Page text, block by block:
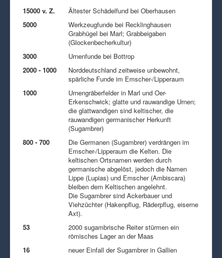
15000 v. Z.
Ältester Schädelfund bei Oberhausen
5000
Werkzeugfunde bei Recklinghausen
Grabhügel bei Marl; Grabbeigaben
(Glockenbecherkultur)
3000
Urnenfunde bei Bottrop
2000 - 1000
Norddeutschland zeitweise unbewohnt,
spärliche Funde im Emscher-/Lipperaum
1000
Urnengräberfelder in Marl und Oer-
Erkenschwick; glatte und rauwandige Urnen;
die glattwandigen sind keltischer, die
rauwandigen germanischer Herkunft
(Sugambrer)
800 - 700
Die Germanen (Sugambrer) verdrängen im
Emscher-/Lipperaum die Kelten. Die
keltischen Ortsnamen werden durch
germanische abgelöst, jedoch die Namen
Lippe (Lupias) und Emscher (Ambiscara)
bleiben dem Keltischen angelehnt.
Die Sugambrer sind Ackerbauer und
Viehzüchter (Hakenpflug, Räderpflug, eiserne
Axt).
53
2000 sugambrische Reiter stürmen ein
römisches Lager an der Maas
16
neuer Einfall der Sugambrer in Gallien